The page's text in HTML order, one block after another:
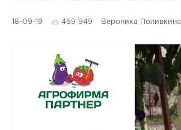
18-09-19 469 949 Вероника Поливкина